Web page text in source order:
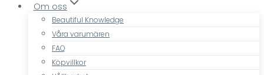
Om oss
Beautiful Knowledge
Våra varumären
FAQ
Köpvillkor